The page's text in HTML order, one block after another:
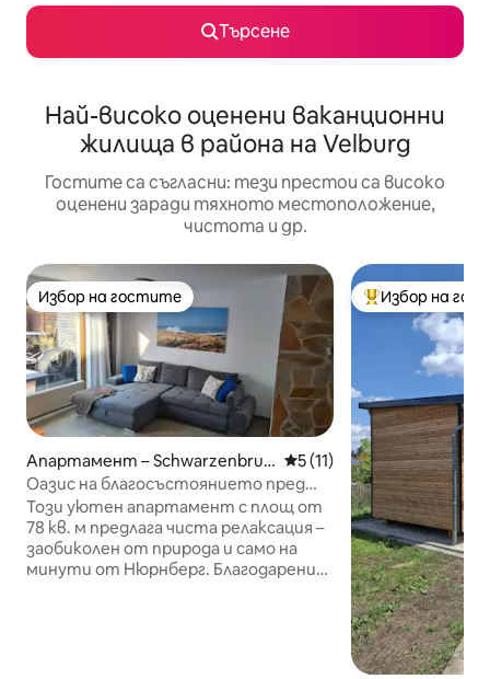
Търсене
Най-високо оценени ваканционни
жилища в района на Velburg
Гостите са съгласни: тези престои са високо
оценени заради тяхното местоположение,
чистота и др.
Избор на гостите
Избор на гостите
Апартамент – Schwarzenbruc
k
Средна оценка: 5 от 5,
5 (11)
Оазис на благосъстоянието пред
портите на Нюрнберг
Този уютен апартамент с площ от
78 кв. м предлага чиста релаксация –
заобиколен от природа и само на
минути от Нюрнберг. Благодарение
Най-популярен
Избор на